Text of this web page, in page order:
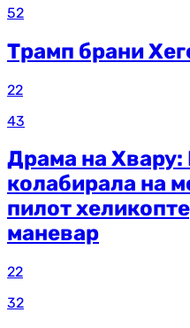
52
Трамп брани
22
43
Драма на
колабирала на
пилот
маневар
22
32